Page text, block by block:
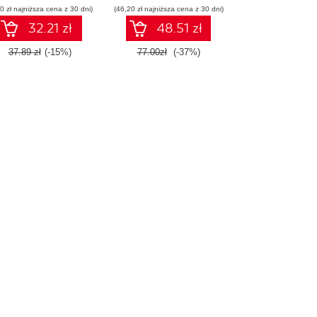
zł najniższa cena z 30 dni)
32.21 zł
37.89 zł (-15%)
(46,20 zł najniższa cena z 30 dni)
48.51 zł
77.00zł (-37%)